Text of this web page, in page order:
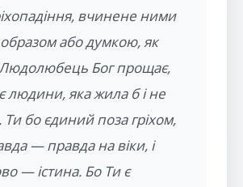
вчинене ними
або думкою, як
Бог прощає,
людини, яка жила б і не
Ти бо єдиний поза гріхом,
— правда на віки, і
— істина. Бо Ти є